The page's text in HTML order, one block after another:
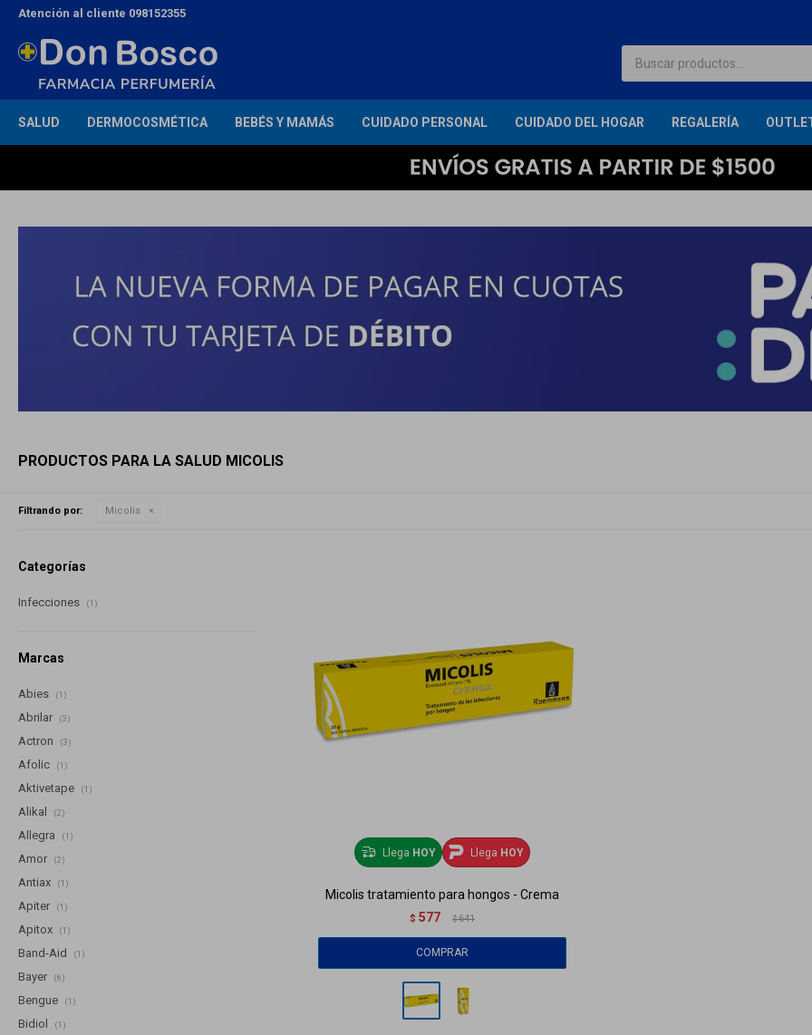
SALUD DERMOCOSMÉTICA BEBÉS Y MAMÁS CUIDADO PERSONAL CUIDADO DEL HOGAR REGALERÍA
Atención al cliente 098152355
PRODUCTOS PARA LA SALUD MICOLIS
Filtrando por: Micolis
Llega HOY Llega HOY
Micolis tratamiento para hongos - Crema
$ 577 $ 641
Categorías
Infecciones (1)
Marcas
Abies (1)
Abrilar (3)
Actron (3)
Afolic (1)
Aktivetape (1)
Alikal (2)
Allegra (1)
Amor (2)
Antiax (1)
Apiter (1)
Apitox (1)
Band-Aid (1)
Bayer (6)
Bengue (1)
Bidiol (1)